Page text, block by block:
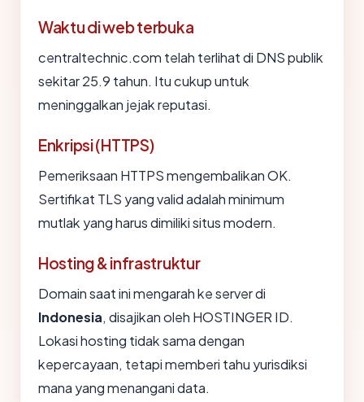
Waktu di web terbuka
centraltechnic.com telah terlihat di DNS publik
sekitar 25.9 tahun. Itu cukup untuk
meninggalkan jejak reputasi.
Enkripsi (HTTPS)
Pemeriksaan HTTPS mengembalikan OK.
Sertifikat TLS yang valid adalah minimum
mutlak yang harus dimiliki situs modern.
Hosting & infrastruktur
Domain saat ini mengarah ke server di
Indonesia, disajikan oleh HOSTINGER ID.
Lokasi hosting tidak sama dengan
kepercayaan, tetapi memberi tahu yurisdiksi
mana yang menangani data.